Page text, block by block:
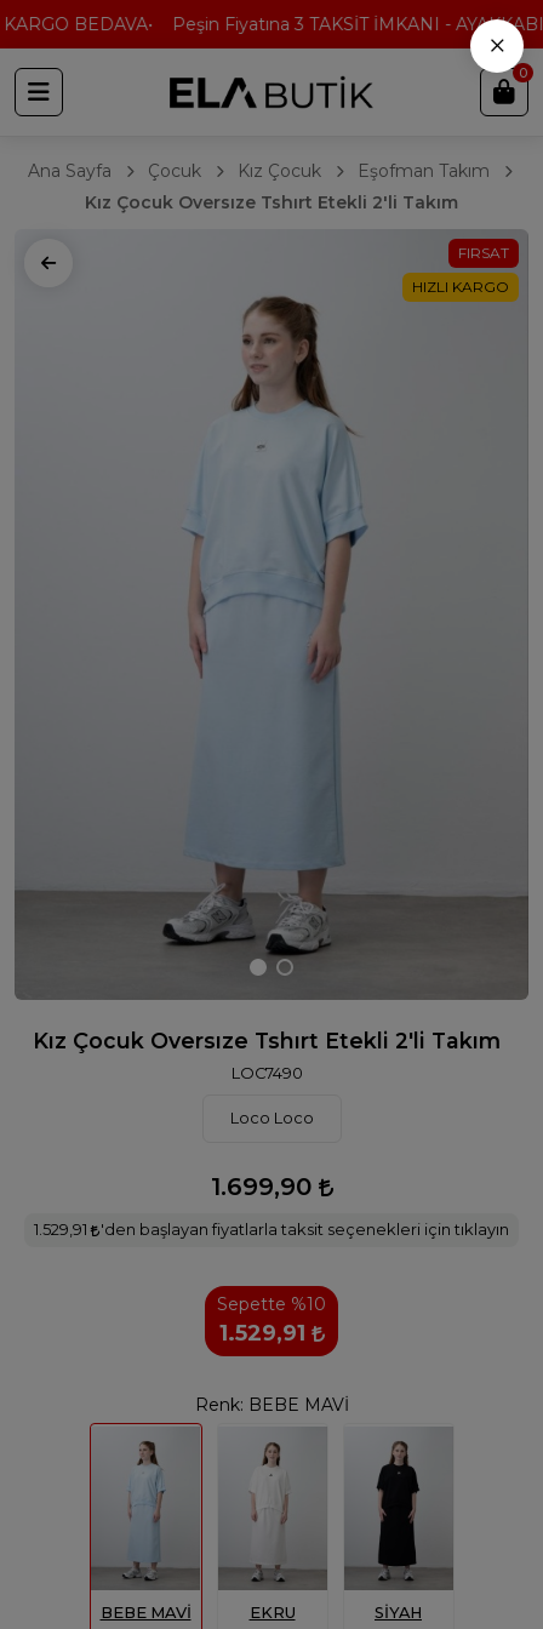
BEDAVA Peşin Fiyatına 3 TAKSİT İMKANI -
0
Ana Sayfa Çocuk Kız Çocuk
Eşofman Takım
Kız Çocuk Oversıze Tshırt Etekli 2'li Takım
FIRSAT
HIZLI KARGO
Kız Çocuk Oversıze Tshırt Etekli 2'li Takım
LOC7490
Loco Loco
1.699,90
1.529,91 'den başlayan fiyatlarla taksit seçenekleri için tıklayın
Sepette %10
1.529,91
Renk: BEBE MAVİ
BEBE MAVİ EKRU SİYAH
×